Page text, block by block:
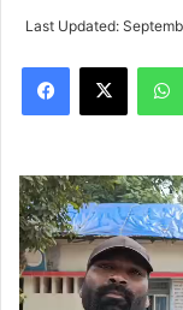
Last Updated:
Facebook
X